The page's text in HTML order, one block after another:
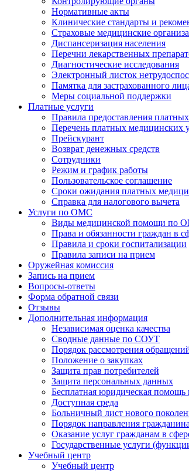
Нормативные акты
Клинические стандарты и
Страховые медицинские
Диспансеризация населения
Перечни лекарственных
Диагностические исследования
Электронный листок
Памятка для застрахованного
Меры социальной поддержки
Платные услуги
Правила предоставления
Перечень платных медицинских
Прейскурант
Возврат денежных средств
Сотрудники
Режим и график работы
Пользовательское соглашение
Сроки ожидания платных
Справка для налогового вычета
Услуги по ОМС
Виды медицинской помощи по
Права и обязанности граждан в
Правила и сроки госпитализации
Правила записи на прием
Оружейная комиссия
Запись на прием
Вопросы-ответы
Форма обратной связи
Отзывы
Дополнительная информация
Независимая оценка качества
Сводные данные по СОУТ
Порядок рассмотрения
Положение о закупках
Защита прав потребителей
Защита персональных данных
Бесплатная юридическая помощь
Доступная среда
Больничный лист нового
Порядок направления
Оказание услуг гражданам в
Государственные услуги
Учебный центр
Учебный центр